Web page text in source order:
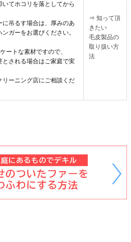
いてホコリを落としてから
に吊るす場合は、厚みのあ
ガーをお選びください。
ートな素材ですので、
とされる場合はご家庭で実
リーニング店にご相談くだ
⇒ 知って頂
きたい
毛皮製品の
取り扱い方
法